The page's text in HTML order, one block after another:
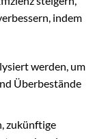
indem
werden, um
Überbestände
zukünftige